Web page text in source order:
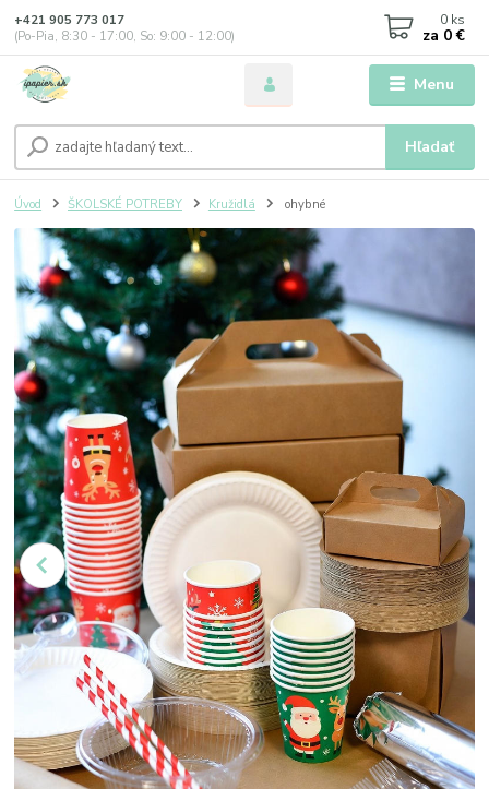
Menu
Hľadať
+421 905 773 017
(Po-Pia, 8:30 - 17:00, So: 9:00 - 12:00)
0 ks
za 0 €
Úvod ŠKOLSKÉ POTREBY Kružidlá ohybné